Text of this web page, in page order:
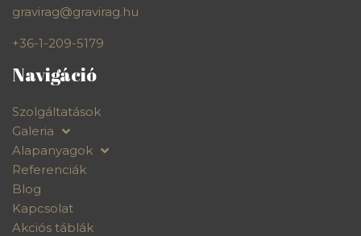
gravirag@gravirag.hu
+36-1-209-5179
Navigáció
Szolgáltatások
Galeria
Alapanyagok
Referenciák
Blog
Kapcsolat
Akciós táblák